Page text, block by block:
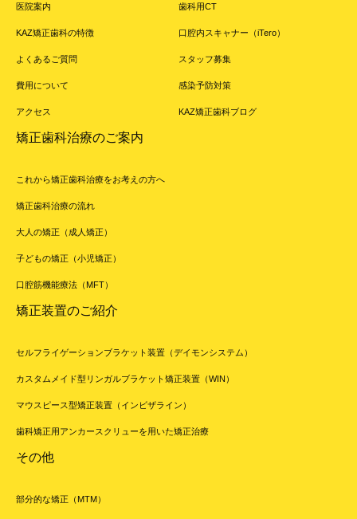
医院案内
KAZ矯正歯科の特徴
よくあるご質問
費用について
アクセス
歯科用CT
口腔内スキャナー（iTero）
スタッフ募集
感染予防対策
KAZ矯正歯科ブログ
矯正歯科治療のご案内
これから矯正歯科治療をお考えの方へ
矯正歯科治療の流れ
大人の矯正（成人矯正）
子どもの矯正（小児矯正）
口腔筋機能療法（MFT）
矯正装置のご紹介
セルフライゲーションブラケット装置（デイモンシステム）
カスタムメイド型リンガルブラケット矯正装置（WIN）
マウスピース型矯正装置（インビザライン）
歯科矯正用アンカースクリューを用いた矯正治療
その他
部分的な矯正（MTM）